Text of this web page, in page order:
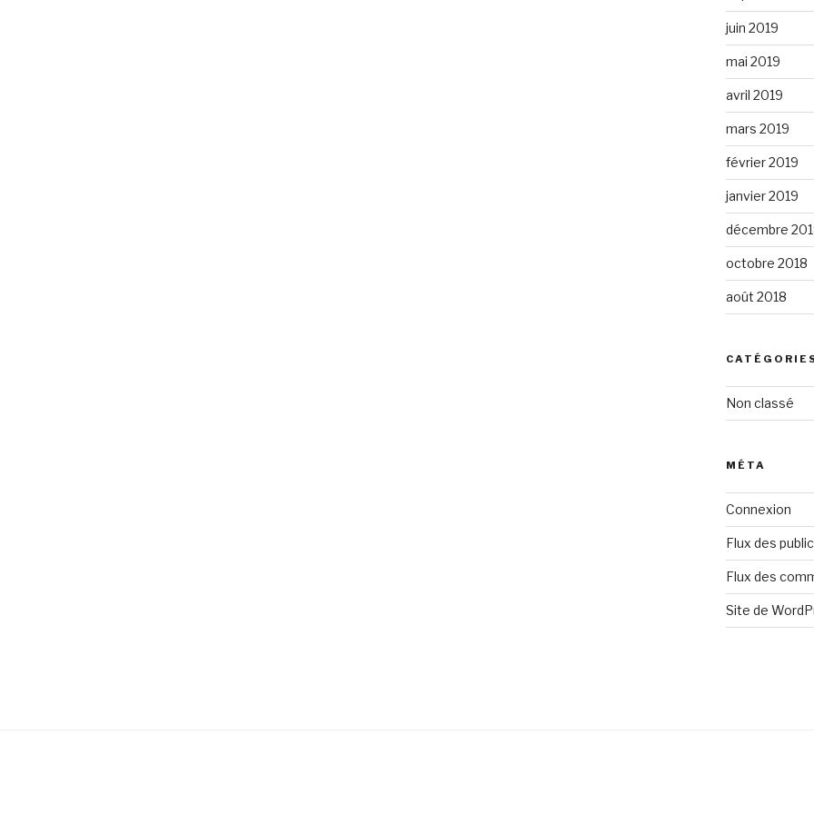
juin 2019
mai 2019
avril 2019
mars 2019
février 2019
janvier 2019
décembre
octobre 2018
août 2018
Non classé
MÉTA
Connexion
Flux des
Flux des
Site de